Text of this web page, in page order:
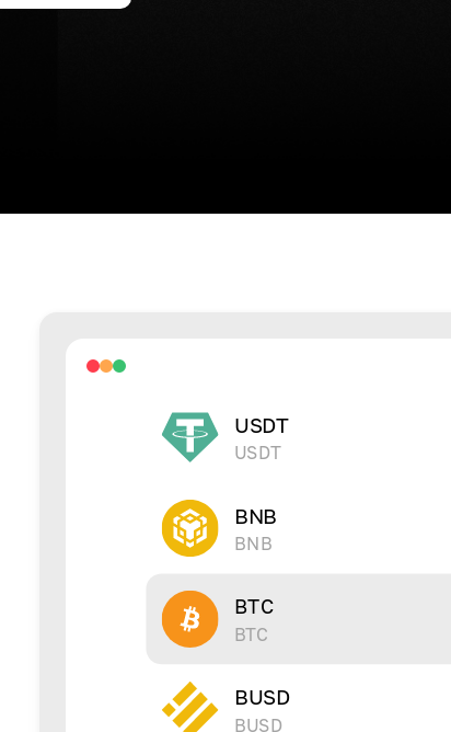
USDT
USDT
BNB
BNB
BTC
BTC
BUSD
BUSD